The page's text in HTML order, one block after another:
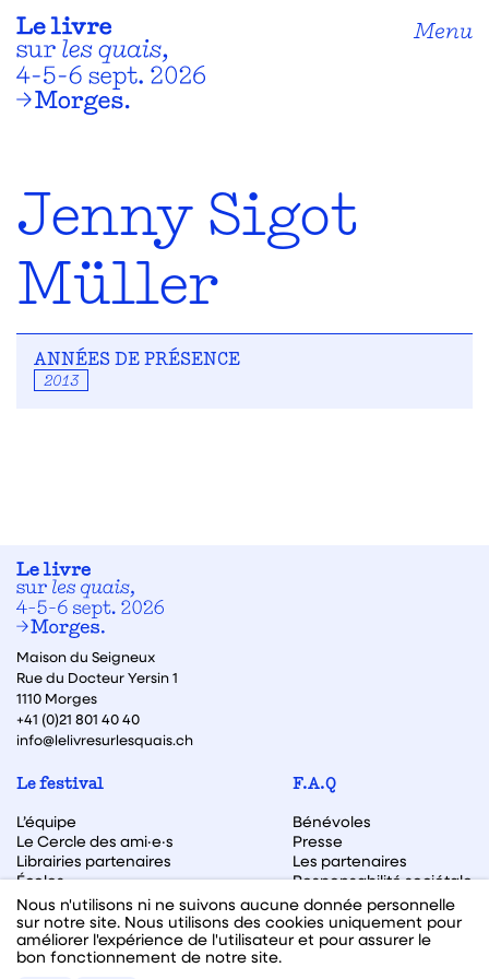
Menu
Jenny Sigot
Müller
ANNÉES DE PRÉSENCE
2013
Maison du Seigneux
Rue du Docteur Yersin 1
1110 Morges
+41 (0)21 801 40 40
info@lelivresurlesquais.ch
Le festival
L’équipe
Le Cercle des ami·e·s
Librairies partenaires
Écoles
F.A.Q
Bénévoles
Presse
Les partenaires
Responsabilité sociétale
Archive des éditions
Archive des autrices et auteurs
Nous n'utilisons ni ne suivons aucune donnée personnelle
sur notre site. Nous utilisons des cookies uniquement pour
améliorer l'expérience de l'utilisateur et pour assurer le
bon fonctionnement de notre site.